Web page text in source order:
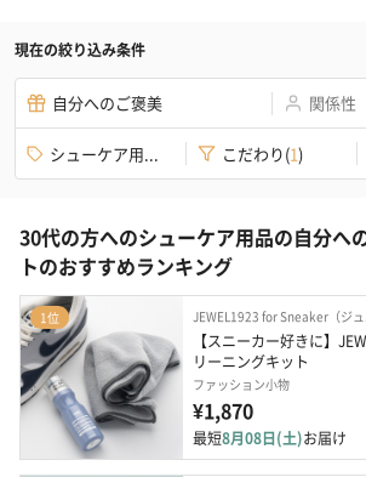
現在の絞り込み条件
自分へのご褒美 関係性
シューケア用... こだわり(1)
30代の方へのシューケア用品の自分へ
トのおすすめランキング
1位
【スニーカー好きに】
リーニングキット
ファッション小物
¥1,870
最短8月08日(土)お届け